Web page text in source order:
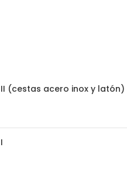
(cestas acero inox y latón)